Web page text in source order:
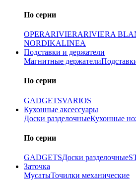
По серии
OPERARIVIERARIVIERA
NORDIKALINEA
Подставки и держатели
Магнитные держатели
По серии
GADGETSVARIOS
Кухонные аксессуары
Доски разделочныеКухонные
По серии
GADGETSДоски разделочные
Заточка
МусатыТочилки механические